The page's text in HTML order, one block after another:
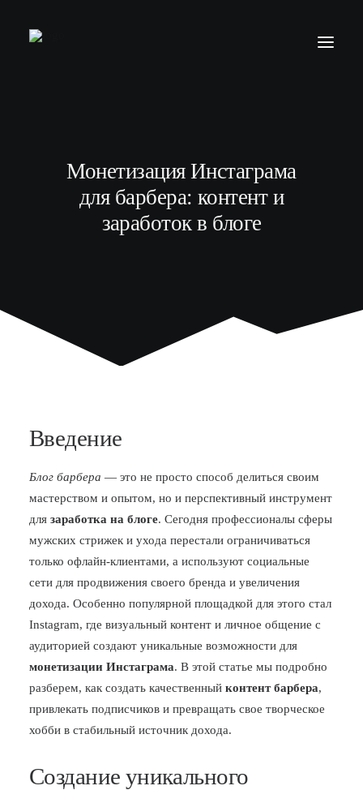
МОДЕЛЯМ
ВЫПУСКНИКИ
Монетизация Инстаграма
для барбера: контент и
заработок в блоге
Введение
Блог барбера — это не просто способ делиться своим
мастерством и опытом, но и перспективный инструмент
для заработка на блоге. Сегодня профессионалы сферы
мужских стрижек и ухода перестали ограничиваться
только офлайн-клиентами, а используют социальные
сети для продвижения своего бренда и увеличения
дохода. Особенно популярной площадкой для этого стал
Instagram, где визуальный контент и личное общение с
аудиторией создают уникальные возможности для
монетизации Инстаграма. В этой статье мы подробно
разберем, как создать качественный контент барбера,
привлекать подписчиков и превращать свое творческое
хобби в стабильный источник дохода.
Создание уникального